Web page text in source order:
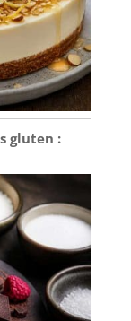
gluten :